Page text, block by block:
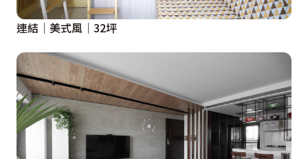
連結│美式風│32坪